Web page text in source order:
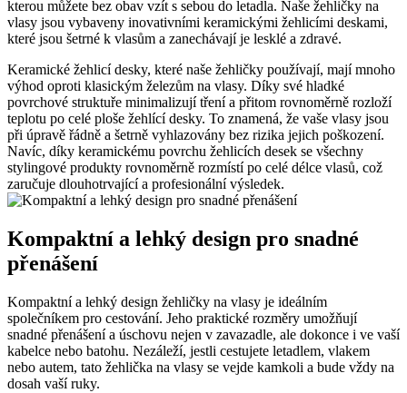
kterou můžete bez obav vzít s sebou do letadla. Naše žehličky na
vlasy jsou vybaveny inovativními keramickými žehlicími deskami,
které jsou šetrné k vlasům a zanechávají je lesklé a zdravé.
Keramické žehlicí desky, které naše žehličky používají, mají mnoho
výhod oproti klasickým železům na vlasy. Díky své hladké
povrchové struktuře minimalizují tření a přitom rovnoměrně rozloží
teplotu po celé ploše žehlící desky. To znamená, že vaše vlasy jsou
při úpravě řádně a šetrně vyhlazovány bez rizika jejich poškození.
Navíc, díky keramickému povrchu žehlicích desek se všechny
stylingové produkty rovnoměrně rozmístí po celé délce vlasů, což
zaručuje dlouhotrvající a profesionální výsledek.
Kompaktní a lehký design pro snadné
přenášení
Kompaktní a lehký design žehličky na vlasy je ideálním
společníkem pro cestování. Jeho praktické rozměry umožňují
snadné přenášení a úschovu nejen v zavazadle, ale dokonce i ve vaší
kabelce nebo batohu. Nezáleží, jestli cestujete letadlem, vlakem
nebo autem, tato žehlička na vlasy se vejde kamkoli a bude vždy na
dosah vaší ruky.